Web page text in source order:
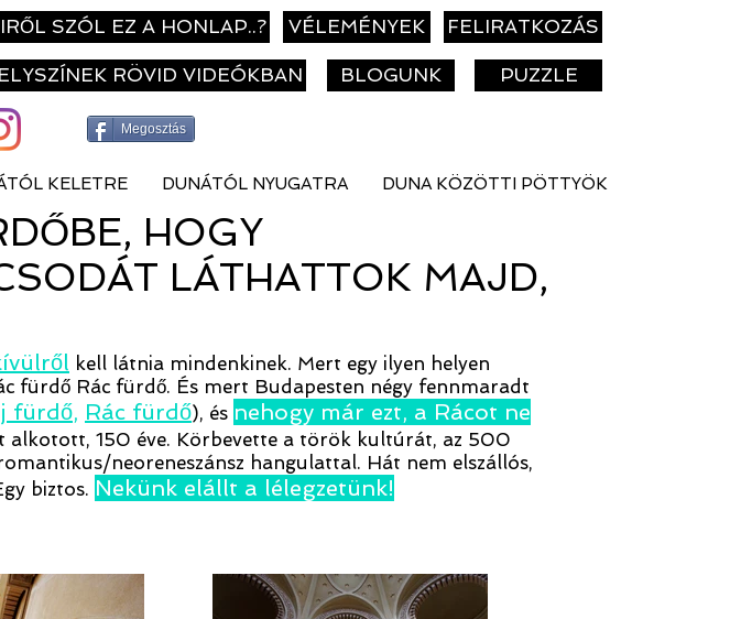
SZÓL EZ A HONLAP..? VÉLEMÉNYEK FELIRATKOZÁS
RÖVID VIDEÓKBAN BLOGUNK PUZZLE
Megosztás
KELETRE DUNÁTÓL NYUGATRA DUNA KÖZÖTTI PÖTTYÖK
HOGY
LÁTHATTOK MAJD,
kell látnia mindenkinek. Mert egy ilyen helyen
fürdő Rác fürdő. És mert Budapesten négy fennmaradt
fürdő, Rác fürdő), és nehogy már ezt, a Rácot ne
alkotott, 150 éve. Körbevette a török kultúrát, az 500
neoreneszánsz hangulattal. Hát nem elszállós,
biztos. Nekünk elállt a lélegzetünk!